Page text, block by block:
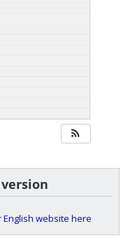
English website here